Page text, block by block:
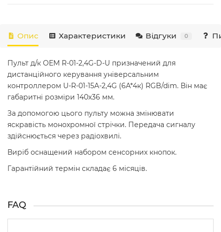
Опис Характеристики Відгуки 0
Пульт д/к OEM R-01-2,4G-D-U призначений для
дистанційного керування універсальним
контроллером U-R-01-15A-2,4G (6A*4к) RGB/dim. Він має
габаритні розміри 140х36 мм.
За допомогою цього пульту можна змінювати
яскравість монохромної стрічки. Передача сигналу
здійснюється через радіохвилі.
Виріб оснащений набором сенсорних кнопок.
Гарантійний термін складає 6 місяців.
FAQ